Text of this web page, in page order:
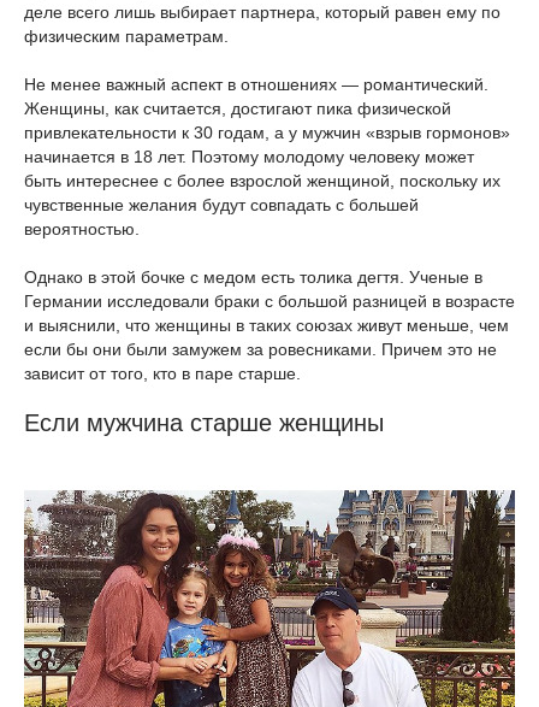
деле всего лишь выбирает партнера, который равен ему по
физическим параметрам.
Не менее важный аспект в отношениях — романтический.
Женщины, как считается, достигают пика физической
привлекательности к 30 годам, а у мужчин «взрыв гормонов»
начинается в 18 лет. Поэтому молодому человеку может
быть интереснее с более взрослой женщиной, поскольку их
чувственные желания будут совпадать с большей
вероятностью.
Однако в этой бочке с медом есть толика дегтя. Ученые в
Германии исследовали браки с большой разницей в возрасте
и выяснили, что женщины в таких союзах живут меньше, чем
если бы они были замужем за ровесниками. Причем это не
зависит от того, кто в паре старше.
Если мужчина старше женщины